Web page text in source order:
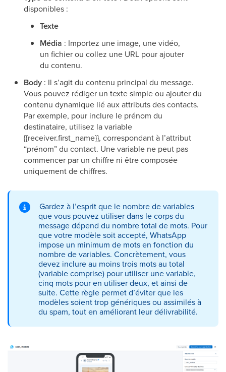
disponibles :
Texte
Média : Importez une image, une vidéo,
un fichier ou collez une URL pour ajouter
du contenu.
Body : Il s’agit du contenu principal du message.
Vous pouvez rédiger un texte simple ou ajouter du
contenu dynamique lié aux attributs des contacts.
Par exemple, pour inclure le prénom du
destinataire, utilisez la variable
{{receiver.first_name}}, correspondant à l’attribut
“prénom” du contact. Une variable ne peut pas
commencer par un chiffre ni être composée
uniquement de chiffres.
Gardez à l’esprit que le nombre de variables
que vous pouvez utiliser dans le corps du
message dépend du nombre total de mots. Pour
que votre modèle soit accepté, WhatsApp
impose un minimum de mots en fonction du
nombre de variables. Concrètement, vous
devez inclure au moins trois mots au total
(variable comprise) pour utiliser une variable,
cinq mots pour en utiliser deux, et ainsi de
suite. Cette règle permet d’éviter que les
modèles soient trop génériques ou assimilés à
du spam, tout en améliorant leur délivrabilité.